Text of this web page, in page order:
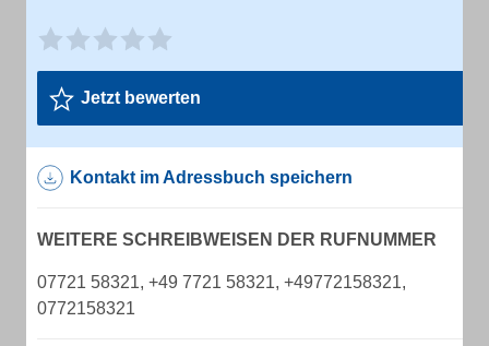
Jetzt bewerten
Kontakt im Adressbuch speichern
WEITERE SCHREIBWEISEN DER RUFNUMMER
07721 58321, +49 7721 58321, +49772158321,
0772158321